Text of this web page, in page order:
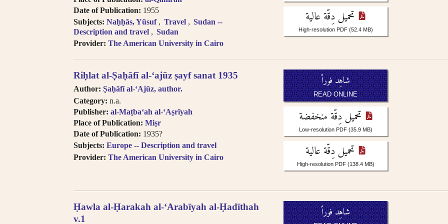
Try searching subject terms in English, French, or
transliteration, i.e. philosophy, philosophie, falsafah.
Try searching names with or without the definite article
“Al-“.
Feminine possessive suffix appears as -iyah and not
as -iyyah, i.e. search for Hanafiyah.
Tanwīn al-Fatḥ is written in transliteration as -an, i.e.
search for khassatan.
Tāʼ Marbūṭah is written as -h for single nouns and -t in
cases of al-Iḍāfah (compound nouns).
الصوتية أو باللغة
الصوتية باستثناء حالة
Date of Publication: 1955
Subjects: Naḥḥās, Yūsuf Travel
Sudan --
Description and travel
Sudan
Provider: The American University in Cairo
تحميل دِقّة عالية
High-resolution PDF (52.4 MB)
Riḥlat al-Ṣaḥāfī al-ʻajūz ṣayf sanat 1935
Author: Ṣaḥāfī al-ʻAjūz, author.
Category: n.a.
Publisher: al-Maṭbaʻah al-ʻAṣrīyah
Place of Publication: Miṣr
Date of Publication: 1935?
Subjects: Europe -- Description and travel
Provider: The American University in Cairo
شاهِد فوراً
READ ONLINE
تحميل دِقّة منخفضة
Low-resolution PDF (35.9 MB)
تحميل دِقّة عالية
High-resolution PDF (138.4 MB)
Ḥawla al-Ḥarakah al-ʻArabīyah al-Ḥadīthah
v.1
شاهِد فوراً